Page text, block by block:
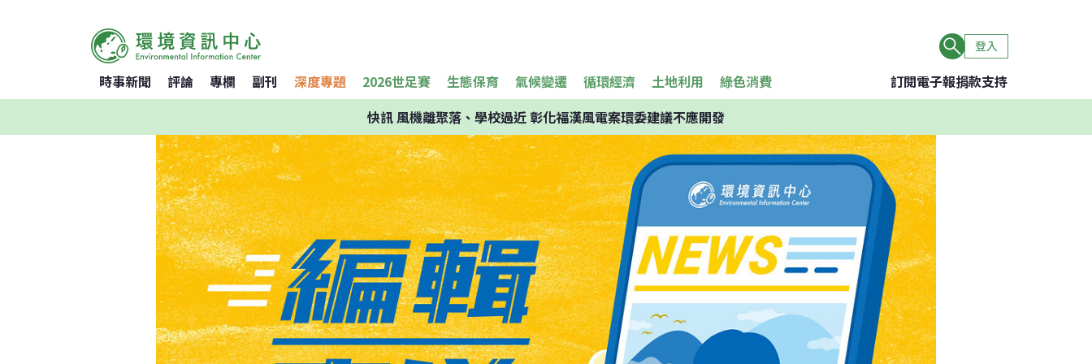
登入
時事新聞 評論 專欄 副刊 深度專題 2026世足賽 生態保育 氣候變遷 循環經濟 土地利用 綠色消費 訂閱電子報捐款支持
快訊風機離聚落、學校過近 彰化福漢風電案環委建議不應開發